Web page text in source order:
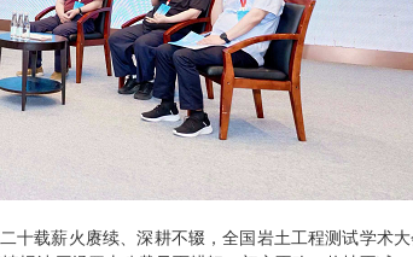
十载薪火赓续、深耕不辍，全国岩土工程测试学术